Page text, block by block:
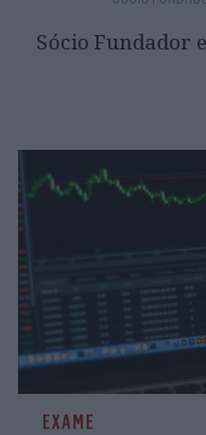
Sócio Fundador
EXAME